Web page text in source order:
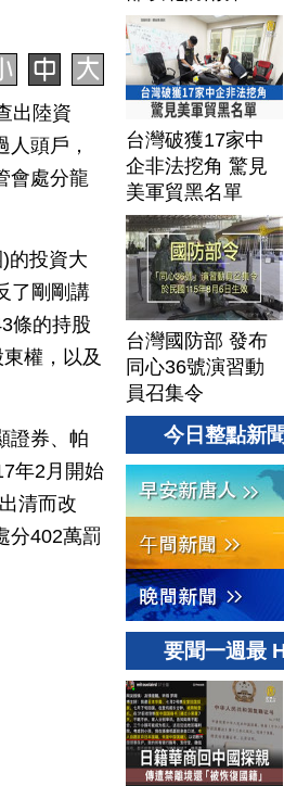
出陸資
人頭戶，
會處分龍
的投資大
了剛剛講
條的持股
權，以及
證券、帕
年2月開始
清而改
分402萬罰
台灣破獲17家中
企非法挖角 驚見
美軍貿黑名單
台灣國防部 發布
同心36號演習動
員召集令
今日整點新聞
要聞一週最